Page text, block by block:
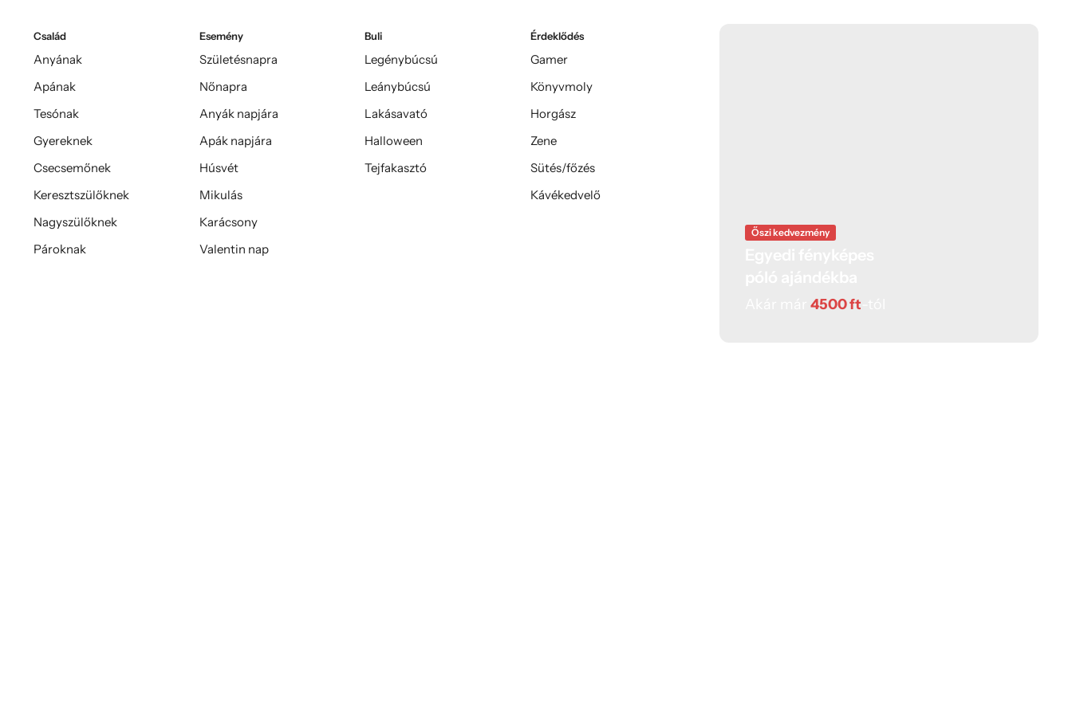
Család
Anyának
Apának
Tesónak
Gyereknek
Csecsemőnek
Keresztszülőknek
Nagyszülőknek
Pároknak
Esemény
Születésnapra
Nőnapra
Anyák napjára
Apák napjára
Húsvét
Mikulás
Karácsony
Valentin nap
Buli
Legénybúcsú
Leánybúcsú
Lakásavató
Halloween
Tejfakasztó
Érdeklődés
Gamer
Könyvmoly
Horgász
Zene
Sütés/főzés
Kávékedvelő
Őszi kedvezmény
4500 ft